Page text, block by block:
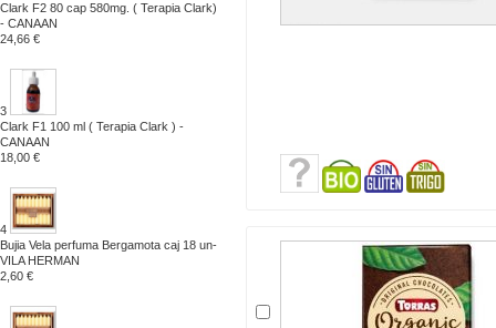
Clark F2 80 cap 580mg. ( Terapia Clark)
- CANAAN
24,66 €
3
Clark F1 100 ml ( Terapia Clark ) -
CANAAN
18,00 €
4
Bujia Vela perfuma Bergamota caj 18 un-
VILA HERMAN
2,60 €